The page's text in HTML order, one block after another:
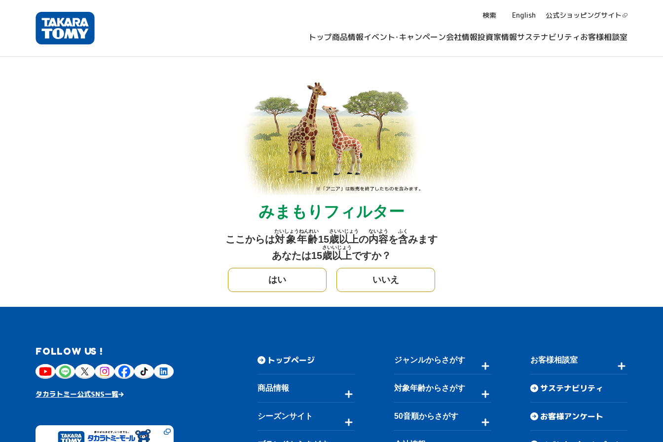
検索 English 公式ショッピングサイト
トップ商品情報イベント・キャンペーン会社情報投資家情報サステナビリティお客様相談室
みまもりフィルター
ここからは対象年齢
たいしょうねんれい
15歳
さい
以上
いじょう
の内容
ないよう
を含
ふく
みます
あなたは15歳
さい
以上
いじょう
ですか？
はい いいえ
FOLLOW US !
タカラトミー公式SNS一覧
トップページ
商品情報
シーズンサイト
ジャンルからさがす
対象年齢からさがす
50音順からさがす
お客様相談室
サステナビリティ
お客様アンケート